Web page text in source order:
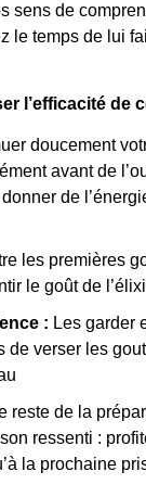
sens de
le temps de lui
l’efficacité de
doucement
avant de
de
les premières
le goût de
: Les garder
de verser les
reste de la
ressenti :
la prochaine